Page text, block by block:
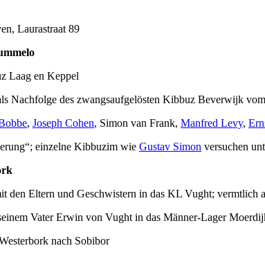
Laurastraat 89
Laag en Keppel
Nachfolge des zwangsaufgelösten Kibbuz Beverwijk
, Joseph Cohen, Simon van Frank, Manfred Levy,
einzelne Kibbuzim wie Gustav Simon versuchen
den Eltern und Geschwistern in das KL Vught; vermtlich
Vater Erwin von Vught in das Männer-Lager
nach Sobibor